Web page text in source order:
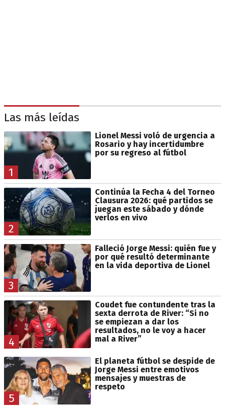
Las más leídas
1
Lionel Messi voló de urgencia a
Rosario y hay incertidumbre
por su regreso al fútbol
2
Continúa la Fecha 4 del Torneo
Clausura 2026: qué partidos se
juegan este sábado y dónde
verlos en vivo
3
Falleció Jorge Messi: quién fue y
por qué resultó determinante
en la vida deportiva de Lionel
4
Coudet fue contundente tras la
sexta derrota de River: “Si no
se empiezan a dar los
resultados, no le voy a hacer
mal a River”
5
El planeta fútbol se despide de
Jorge Messi entre emotivos
mensajes y muestras de
respeto